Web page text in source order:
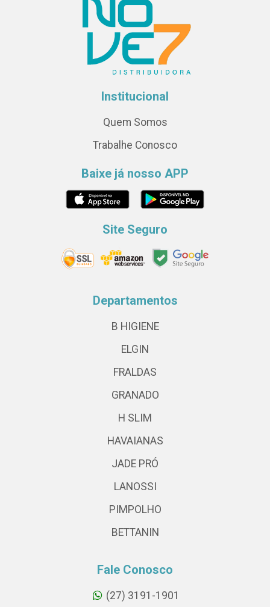
Institucional
Quem Somos
Trabalhe Conosco
Baixe já nosso APP
Site Seguro
Departamentos
B HIGIENE
ELGIN
FRALDAS
GRANADO
H SLIM
HAVAIANAS
JADE PRÓ
LANOSSI
PIMPOLHO
BETTANIN
Fale Conosco
(27) 3191-1901